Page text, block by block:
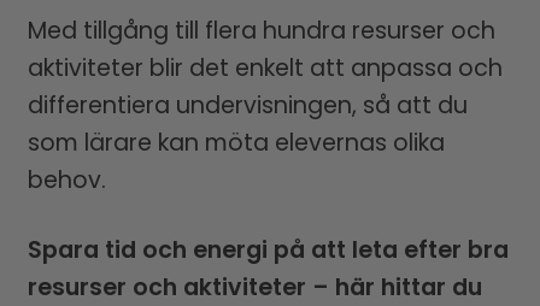
Med tillgång till flera hundra resurser och
aktiviteter blir det enkelt att anpassa och
differentiera undervisningen, så att du
som lärare kan möta elevernas olika
behov.
Spara tid och energi på att leta efter bra
resurser och aktiviteter – här hittar du